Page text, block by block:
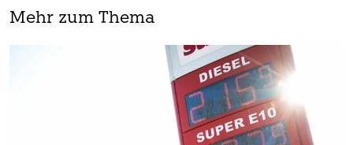
Mehr zum Thema